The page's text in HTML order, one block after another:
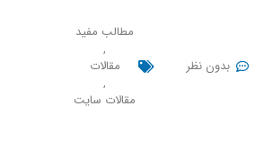
بدون نظر
مطالب مفید
,
مقالات
,
مقالات سایت